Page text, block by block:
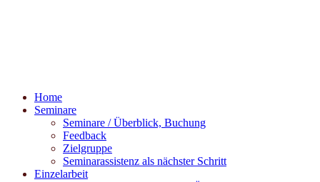
Home
Seminare
Seminare / Überblick, Buchung
Feedback
Zielgruppe
Seminarassistenz als nächster Schritt
Einzelarbeit